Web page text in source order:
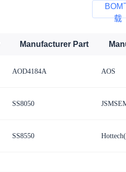
BOM
载
Manufacturer Part
AOD4184A AOS
SS8050
SS8550